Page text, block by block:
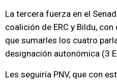
La tercera fuerza en el
coalición de ERC y Bildu,
que sumarles los cuatro
designación autonómica (3
Les seguiría PNV, que con